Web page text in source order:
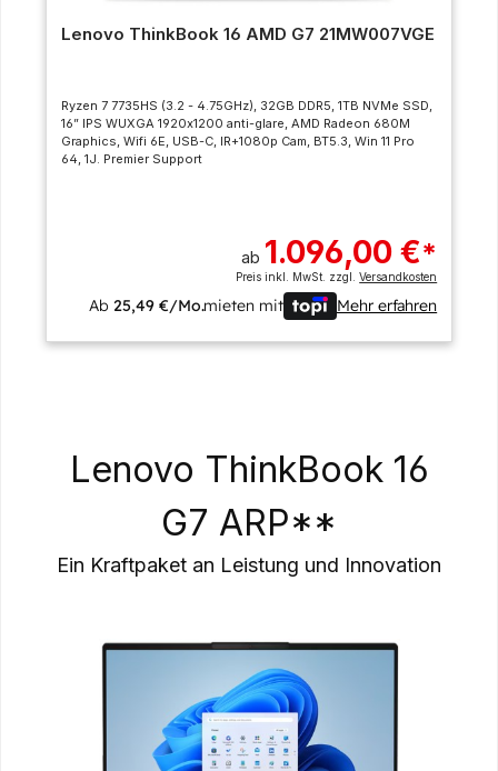
Lenovo ThinkBook 16 AMD G7 21MW007VGE
Ryzen 7 7735HS (3.2 - 4.75GHz), 32GB DDR5, 1TB NVMe SSD,
16” IPS WUXGA 1920x1200 anti-glare, AMD Radeon 680M
Graphics, Wifi 6E, USB-C, IR+1080p Cam, BT5.3, Win 11 Pro
64, 1J. Premier Support
ab 1.096,00 €*
Preis inkl. MwSt. zzgl.Versandkosten
Ab25,49 €/Mo.mieten mit Mehr erfahren
Lenovo ThinkBook 16
G7 ARP**
Ein Kraftpaket an Leistung und Innovation